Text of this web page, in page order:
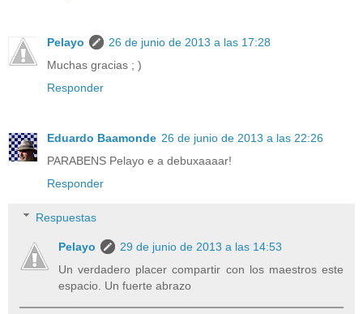
Pelayo
26 de junio de 2013 a las 17:28
Muchas gracias ; )
Responder
Eduardo Baamonde 26 de junio de 2013 a las 22:26
PARABENS Pelayo e a debuxaaaar!
Responder
Respuestas
Pelayo
29 de junio de 2013 a las 14:53
Un verdadero placer compartir con los maestros este
espacio. Un fuerte abrazo